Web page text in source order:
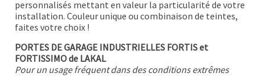
personnalisés mettant en valeur la particularité de votre
installation. Couleur unique ou combinaison de teintes,
faites votre choix !
PORTES DE GARAGE INDUSTRIELLES FORTIS et
FORTISSIMO de LAKAL
Pour un usage fréquent dans des conditions extrêmes